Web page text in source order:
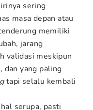
sering
masa depan atau
memiliki
jarang
validasi meskipun
dan yang paling
tapi selalu kembali
serupa, pasti